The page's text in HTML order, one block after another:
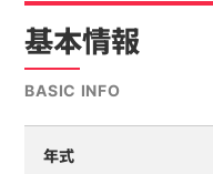
基本情報
BASIC INFO
年式